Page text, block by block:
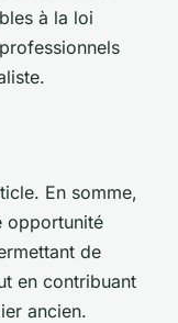
à la loi
En somme,
opportunité
de
en contribuant
ancien.